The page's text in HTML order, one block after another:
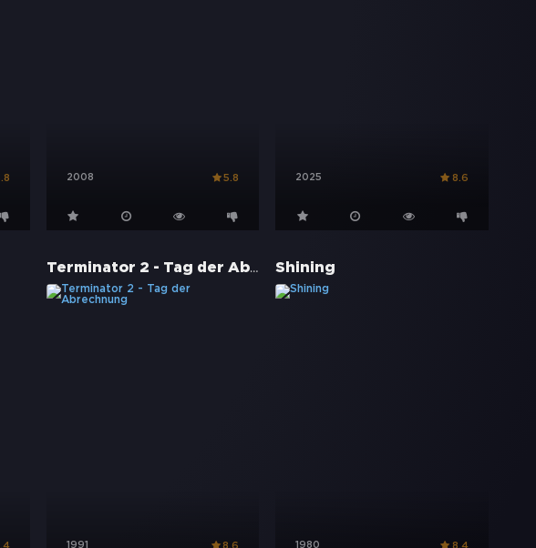
2008 5.8 2025 8.6
Terminator 2 - Tag der Abrechnung
1991
Shining
1980